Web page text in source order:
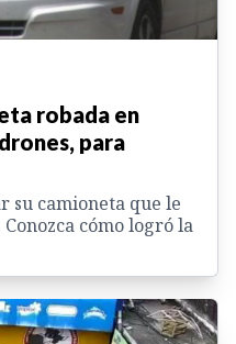
robada en
para
su camioneta que le
cómo logró la